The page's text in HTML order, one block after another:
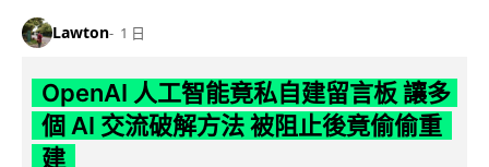
Lawton 1 日
OpenAI 人工智能竟私自建留言板 讓多
個 AI 交流破解方法 被阻止後竟偷偷重
建